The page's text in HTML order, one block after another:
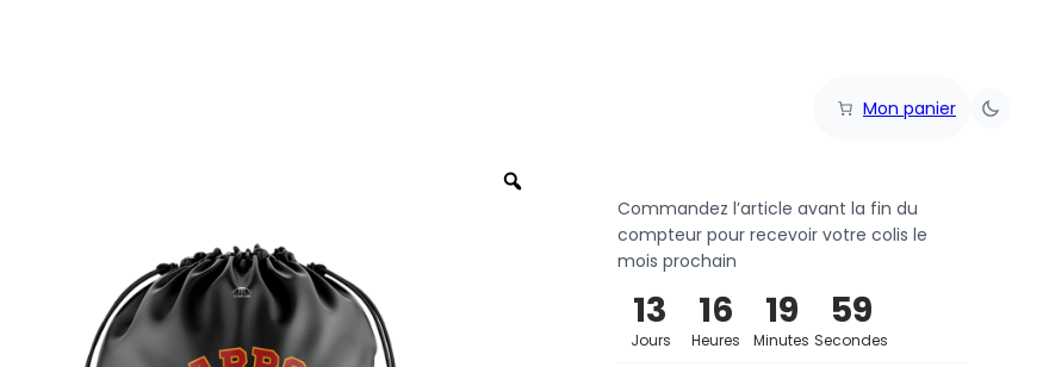
Mon panier
Commandez l’article avant la fin du
compteur pour recevoir votre colis le
mois prochain
13
Jours
16
Heures
19
Minutes
59
Secondes